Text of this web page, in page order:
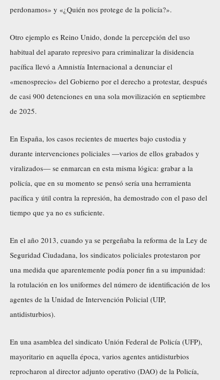
perdonamos» y «¿Quién nos protege de la policía?».
Otro ejemplo es Reino Unido, donde la percepción del uso
habitual del aparato represivo para criminalizar la disidencia
pacífica llevó a Amnistía Internacional a denunciar el
«menosprecio» del Gobierno por el derecho a protestar, después
de casi 900 detenciones en una sola movilización en septiembre
de 2025.
En España, los casos recientes de muertes bajo custodia y
durante intervenciones policiales —varios de ellos grabados y
viralizados— se enmarcan en esta misma lógica: grabar a la
policía, que en su momento se pensó sería una herramienta
pacífica y útil contra la represión, ha demostrado con el paso del
tiempo que ya no es suficiente.
En el año 2013, cuando ya se pergeñaba la reforma de la Ley de
Seguridad Ciudadana, los sindicatos policiales protestaron por
una medida que aparentemente podía poner fin a su impunidad:
la rotulación en los uniformes del número de identificación de los
agentes de la Unidad de Intervención Policial (UIP,
antidisturbios).
En una asamblea del sindicato Unión Federal de Policía (UFP),
mayoritario en aquella época, varios agentes antidisturbios
reprocharon al director adjunto operativo (DAO) de la Policía,